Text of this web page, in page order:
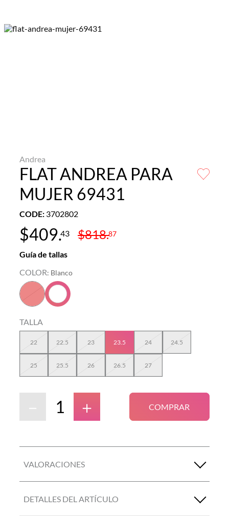
Andrea
FLAT ANDREA PARA
MUJER 69431
CODE: 3702802
$409.43 $818.87
Guía de tallas
COLOR: Blanco
TALLA
22 22.5 23 23.5 24 24.5
25 25.5 26 26.5 27
＋
－ COMPRAR
VALORACIONES
DETALLES DEL ARTÍCULO